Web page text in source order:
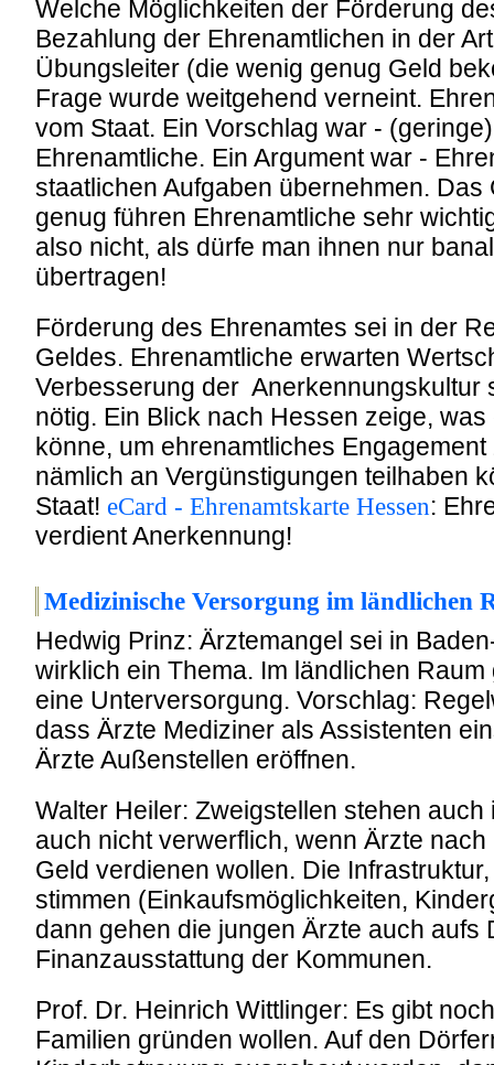
Welche Möglichkeiten der Förderung
Bezahlung der Ehrenamtlichen in der
Übungsleiter (die wenig genug Geld
Frage wurde weitgehend verneint.
vom Staat. Ein Vorschlag war -
Ehrenamtliche. Ein Argument war -
staatlichen Aufgaben übernehmen. Das
genug führen Ehrenamtliche sehr
also nicht, als dürfe man ihnen nur
übertragen!
Förderung des Ehrenamtes sei in der
Geldes. Ehrenamtliche erwarten
Verbesserung der Anerkennungskultur
nötig. Ein Blick nach Hessen zeige,
könne, um ehrenamtliches
nämlich an Vergünstigungen teilhaben
Staat! eCard - Ehrenamtskarte Hessen:
verdient Anerkennung!
Medizinische Versorgung im ländlichen
Hedwig Prinz: Ärztemangel sei in
wirklich ein Thema. Im ländlichen
eine Unterversorgung. Vorschlag:
dass Ärzte Mediziner als Assistenten
Ärzte Außenstellen eröffnen.
Walter Heiler: Zweigstellen stehen
auch nicht verwerflich, wenn Ärzte
Geld verdienen wollen. Die
stimmen (Einkaufsmöglichkeiten,
dann gehen die jungen Ärzte auch aufs
Finanzausstattung der Kommunen.
Prof. Dr. Heinrich Wittlinger: Es gibt
Familien gründen wollen. Auf den